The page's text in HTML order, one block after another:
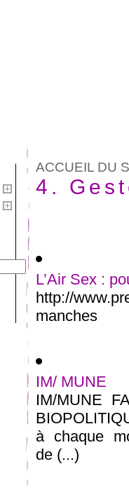
ACCUEIL DU
4.
L’Air Sex :
http://
manches
IM/ MUNE
IM/MUNE
à chaque
de (...)